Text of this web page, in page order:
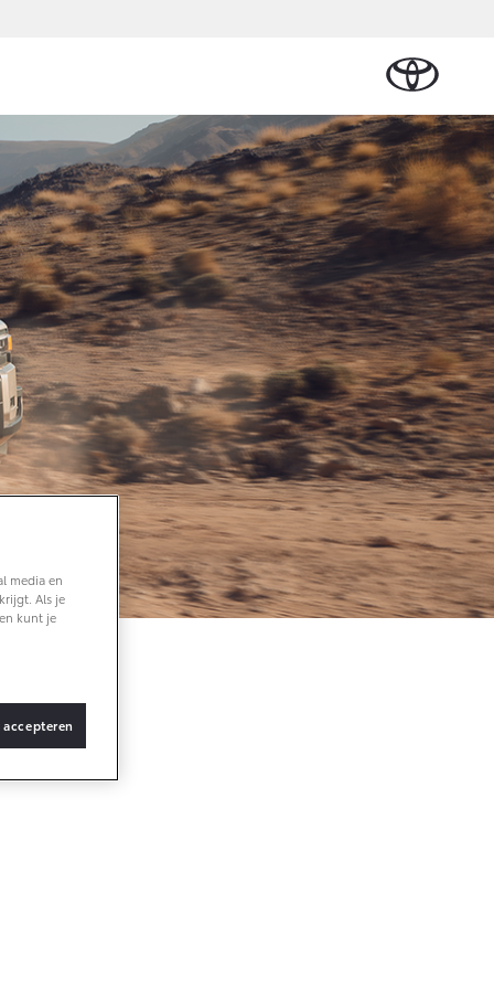
Cruiser
ELEKTRISCH
€ 32.995,-
C-HR
ALS PLUG-IN
Touring
ELEKTRISCH
€ 48.995,-
Plan een proefrit
Vraag een brochure aan
Bekijk de verwachte
modellen
Onderdelen &
Accessoires
Onderdelen
Accessoires
Banden
Schade melden
Werkplaatsafspraak
maken
Contact en Route
Oplaadservice
Thuislaadpakketten
Laadpas
Energie en slim laden
Contact en
Route
Lease
Bedrijfswagens
Bedrijfswagens op
maat
Financieren of
leasen
Verzekeren
Plan een
proefrit
Vraag een
brochure
aan
Contact en
Route
media en
Als je
kunt je